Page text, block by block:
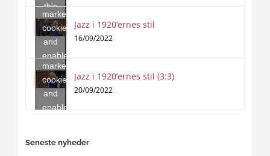
this
content
marketing
cookies
and
enable
this
content
Jazz i 1920’ernes stil
16/09/2022
Click
to
accept
marketing
cookies
and
enable
Jazz i 1920’ernes stil (3:3)
20/09/2022
Seneste nyheder